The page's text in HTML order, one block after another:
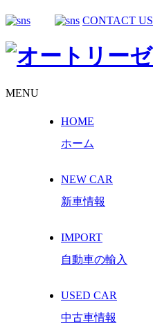
CONTACT US
MENU
HOME
ホーム
NEW CAR
新車情報
IMPORT
自動車の輸入
USED CAR
中古車情報